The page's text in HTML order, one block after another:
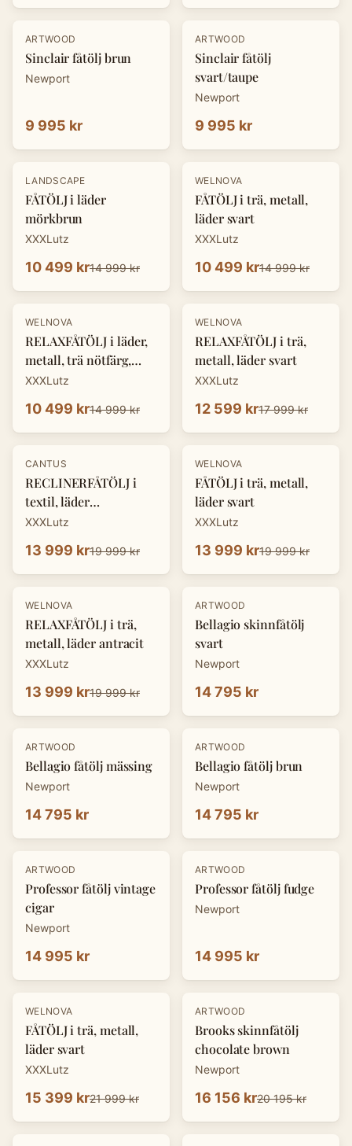
ARTWOOD
Sinclair fåtölj brun
Newport
9 995 kr
ARTWOOD
Sinclair fåtölj
svart/taupe
Newport
9 995 kr
- 30%
LANDSCAPE
FÅTÖLJ i läder
mörkbrun
XXXLutz
10 499 kr14 999 kr
-30 %
WELNOVA
FÅTÖLJ i trä, metall,
läder svart
XXXLutz
10 499 kr14 999 kr
-30 %
WELNOVA
RELAXFÅTÖLJ i läder,
metall, trä nötfärg,
svart
XXXLutz
10 499 kr14 999 kr
-30 %
WELNOVA
RELAXFÅTÖLJ i trä,
metall, läder svart
XXXLutz
12 599 kr17 999 kr
-30%
CANTUS
RECLINERFÅTÖLJ i
textil, läder
cognacfärgad
XXXLutz
13 999 kr19 999 kr
-30 %
WELNOVA
FÅTÖLJ i trä, metall,
läder svart
XXXLutz
13 999 kr19 999 kr
-30 %
WELNOVA
RELAXFÅTÖLJ i trä,
metall, läder antracit
XXXLutz
13 999 kr19 999 kr
ARTWOOD
Bellagio skinnfåtölj
svart
Newport
14 795 kr
ARTWOOD
Bellagio fåtölj mässing
Newport
14 795 kr
ARTWOOD
Bellagio fåtölj brun
Newport
14 795 kr
ARTWOOD
Professor fåtölj vintage
cigar
Newport
14 995 kr
ARTWOOD
Professor fåtölj fudge
Newport
14 995 kr
-30 %
WELNOVA
FÅTÖLJ i trä, metall,
läder svart
XXXLutz
15 399 kr21 999 kr
-20%
ARTWOOD
Brooks skinnfåtölj
chocolate brown
Newport
16 156 kr20 195 kr